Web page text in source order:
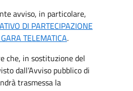
avviso, in particolare,
DI PARTECIPAZIONE
TELEMATICA.
che, in sostituzione del
dall’Avviso pubblico di
trasmessa la